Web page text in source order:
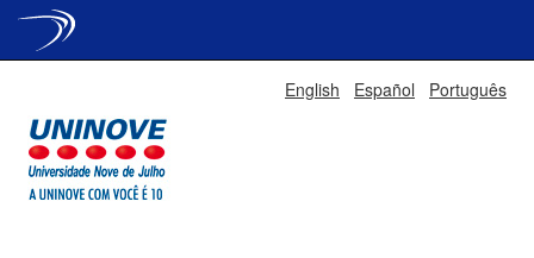
English Español Português